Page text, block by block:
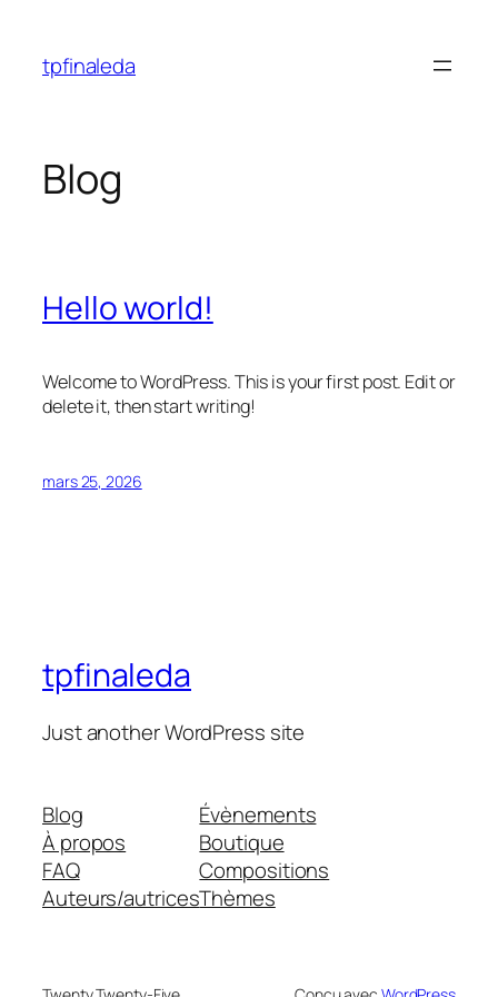
contenu
tpfinaleda
Blog
Hello world!
Welcome to WordPress. This is your first post. Edit or
delete it, then start writing!
mars 25, 2026
tpfinaleda
Just another WordPress site
Blog
À propos
FAQ
Auteurs/autrices
Évènements
Boutique
Compositions
Thèmes